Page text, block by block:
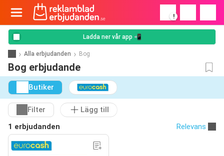
!
Ladda ner vår app 📲
Alla erbjudanden Bog
Bog erbjudande
Butiker
Filter
Lägg till
1 erbjudanden
Relevans